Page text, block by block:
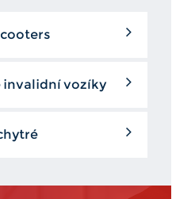
invalidní vozíky